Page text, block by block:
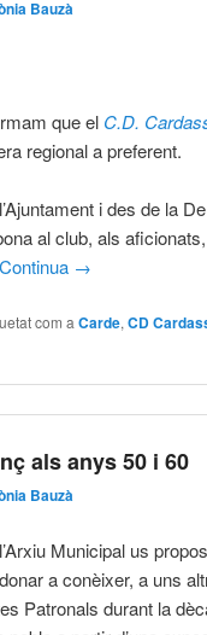
Bauzà
que el C.D.
regional a preferent.
i des de la
al club, als
Continua →
com a Carde,CD
als anys 50 i 60
Bauzà
Municipal us
a conèixer, a uns
Patronals durant la